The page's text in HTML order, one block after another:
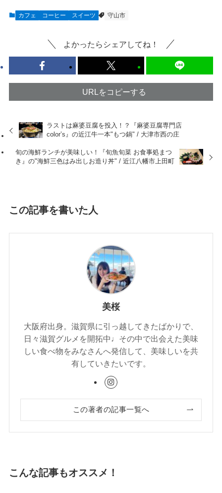
カフェ コーヒー スイーツ 守山市
よかったらシェアしてね！
URLをコピーする
ラストは麻婆豆腐を投入！？『麻婆豆腐専門店
color’s』の近江牛一本"もつ鍋" / 大津市西の庄
旬の海鮮ランチが美味しい！『旬魚旬菜 お食事処まつ
き』の"海鮮三色はみ出しお造り丼" / 近江八幡市上田町
この記事を書いた人
美桜
大阪府出身。滋賀県に引っ越してきたばかりで、
日々滋賀グルメを開拓中♩その中で出会えた美味
しい食べ物をみなさんへ発信して、美味しいを共
有していきたいです。
この著者の記事一覧へ
こんな記事もオススメ！